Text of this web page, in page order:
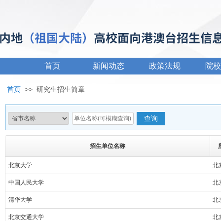
首页 新闻动态 政策法规 院
首页 >> 研究生招生简章
招生单位名称
北京大学 北
中国人民大学 北
清华大学 北
北京交通大学 北